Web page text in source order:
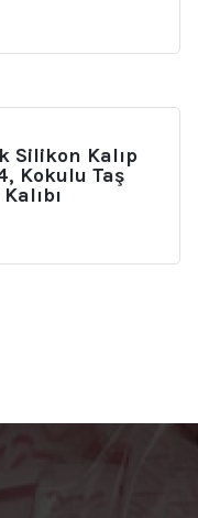
Silikon Kalıp
Kokulu Taş